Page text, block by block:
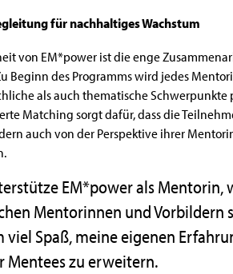
für nachhaltiges Wachstum
von EM*power ist die enge
Beginn des Programms wird jedes
als auch thematische Schwerpunkte
Matching sorgt dafür, dass die
auch von der Perspektive ihrer
EM*power als Mentorin,
Mentorinnen und Vorbildern
viel Spaß, meine eigenen
Mentees zu erweitern.